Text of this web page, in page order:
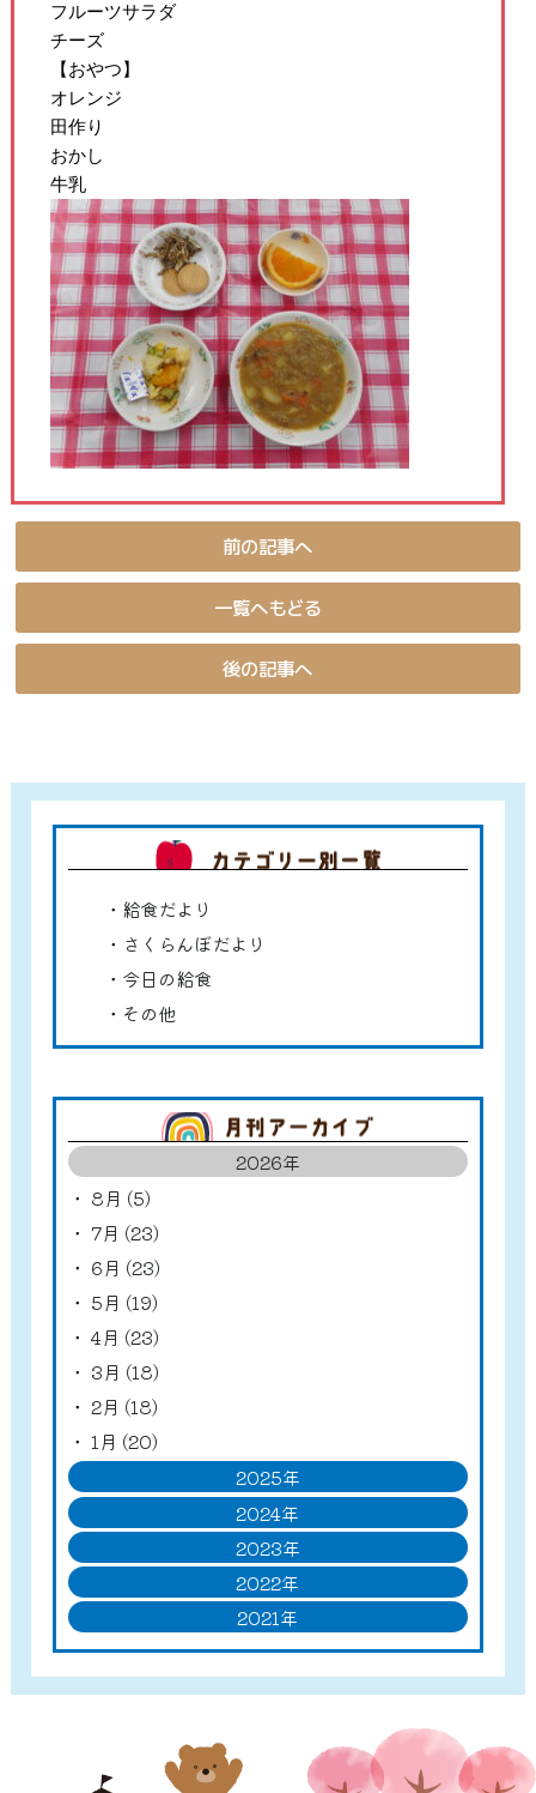
フルーツサラダ
チーズ
【おやつ】
オレンジ
田作り
おかし
牛乳
前の記事へ
一覧へもどる
後の記事へ
給食だより
さくらんぼだより
今日の給食
その他
2026年
8月 (5)
7月 (23)
6月 (23)
5月 (19)
4月 (23)
3月 (18)
2月 (18)
1月 (20)
2025年
2024年
2023年
2022年
2021年